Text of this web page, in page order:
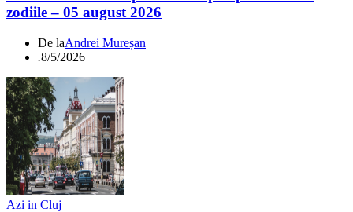
zodiile – 05 august 2026
De laAndrei Mureșan
.8/5/2026
Azi in Cluj